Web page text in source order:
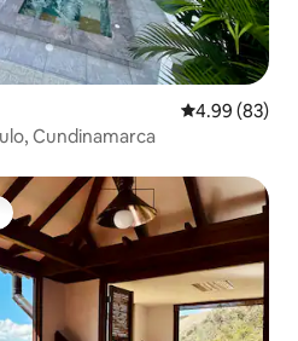
Calificación
4.99 (83)
Cundinamarca